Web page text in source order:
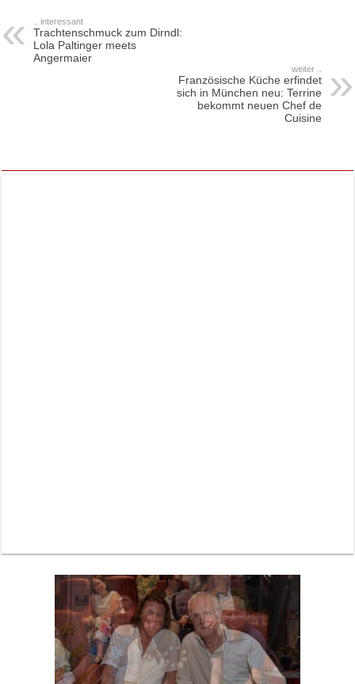
.. interessant
Trachtenschmuck zum Dirndl:
Lola Paltinger meets
Angermaier
weiter ..
Französische Küche erfindet
sich in München neu: Terrine
bekommt neuen Chef de
Cuisine